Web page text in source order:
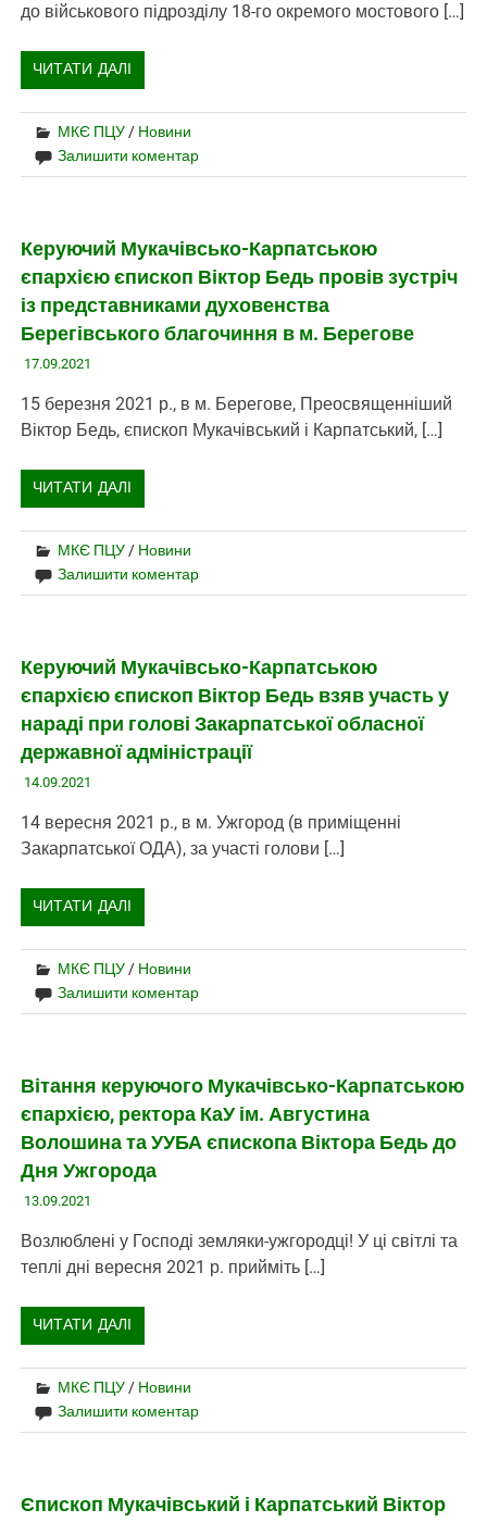
до військового підрозділу 18-го окремого мостового […]
ЧИТАТИ ДАЛІ
МКЄ ПЦУ / Новини
Залишити коментар
Керуючий Мукачівсько-Карпатською
єпархією єпископ Віктор Бедь провів зустріч
із представниками духовенства
Берегівського благочиння в м. Берегове
17.09.2021
15 березня 2021 р., в м. Берегове, Преосвященніший
Віктор Бедь, єпископ Мукачівський і Карпатський, […]
ЧИТАТИ ДАЛІ
МКЄ ПЦУ / Новини
Залишити коментар
Керуючий Мукачівсько-Карпатською
єпархією єпископ Віктор Бедь взяв участь у
нараді при голові Закарпатської обласної
державної адміністрації
14.09.2021
14 вересня 2021 р., в м. Ужгород (в приміщенні
Закарпатської ОДА), за участі голови […]
ЧИТАТИ ДАЛІ
МКЄ ПЦУ / Новини
Залишити коментар
Вітання керуючого Мукачівсько-Карпатською
єпархією, ректора КаУ ім. Августина
Волошина та УУБА єпископа Віктора Бедь до
Дня Ужгорода
13.09.2021
Возлюблені у Господі земляки-ужгородці! У ці світлі та
теплі дні вересня 2021 р. прийміть […]
ЧИТАТИ ДАЛІ
МКЄ ПЦУ / Новини
Залишити коментар
Єпископ Мукачівський і Карпатський Віктор